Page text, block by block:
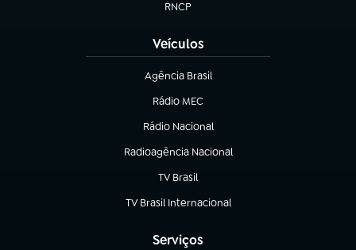
RNCP
(abre em nova aba)
Veículos
Agência Brasil
(abre em nova aba)
Rádio MEC
(abre em nova aba)
Rádio Nacional
Radioagência Nacional
(abre em nova aba)
TV Brasil
(abre em nova aba)
TV Brasil Internacional
(abre em nova aba)
Serviços